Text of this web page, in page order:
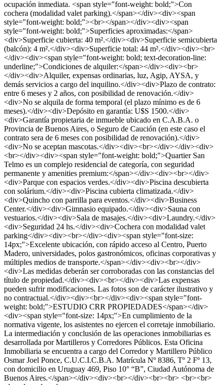
ocupación inmediata. <span style="font-weight: bold;">Con
cochera (modalidad valet parking).</span></div><div><span
style="font-weight: bold;"><br></span></div><div><span
style="font-weight: bold;">Superficies aproximadas:</span>
<div>Superficie cubierta: 40 m².</div><div>Superficie semicubierta
(balcón): 4 m².</div><div>Superficie total: 44 m².</div><div><br>
</div><div><span style="font-weight: bold; text-decoration-line:
underline;">Condiciones de alquiler:</span></div><div><br>
</div><div>Alquiler, expensas ordinarias, luz, Agip, AYSA, y
demás servicios a cargo del inquilino.</div><div>Plazo de contrato:
entre 6 meses y 2 años, con posibilidad de renovación.</div>
<div>No se alquila de forma temporal (el plazo mínimo es de 6
meses).</div><div>Depósito en garantía: U$S 1500.</div>
<div>Garantía propietaria de inmueble ubicado en C.A.B.A. o
Provincia de Buenos Aires, o Seguro de Caución (en este caso el
contrato sera de 6 meses con posibilidad de renovación).</div>
<div>No se aceptan mascotas.</div><div><br></div></div><div>
<br></div><div><span style="font-weight: bold;">Quartier San
Telmo es un complejo residencial de categoría, con seguridad
permanente y amenities premium:</span></div><div><br></div>
<div>Parque con espacios verdes.</div><div>Piscina descubierta
con solárium.</div><div>Piscina cubierta climatizada.</div>
<div>Quincho con parrilla para eventos.</div><div>Business
Center.</div><div>Gimnasio equipado.</div><div>Sauna con
vestuarios.</div><div>Sala de masajes.</div><div>Laundry.</div>
<div>Seguridad 24 hs.</div><div>Cochera con modalidad valet
parking</div><div><br></div><div><span style="font-size:
14px;">Excelente ubicación, con rápido acceso al Centro, Puerto
Madero, universidades, polos gastronómicos, oficinas corporativas y
múltiples medios de transporte.</span></div><div><br></div>
<div>Las medidas deberán ser corroboradas con las constancias del
título de propiedad.</div><div><br></div><div>Las expensas
pueden sufrir modificaciones. Las fotos son de carácter ilustrativo y
no contractual.</div><div><br></div><div><span style="font-
weight: bold;">ESTUDIO CRR PROPIEDADES</span></div>
<div><span style="font-size: 14px;">En cumplimiento de la
normativa vigente, los asistentes no ejercen el corretaje inmobiliario.
La intermediación y conclusión de las operaciones inmobiliarias es
desarrollada por Martilleros y Corredores Públicos. Esta Oficina
Inmobiliaria se encuentra a cargo del Corredor y Martillero Público
Osmar Joel Ponce, C.U.C.I.C.B.A. Matrícula Nº 8386, Tº 2 Fº 13,
con domicilio en Uruguay 469, Piso 10° “B”, Ciudad Autónoma de
Buenos Aires.</span></div><div><br></div><br><br> <br><br>